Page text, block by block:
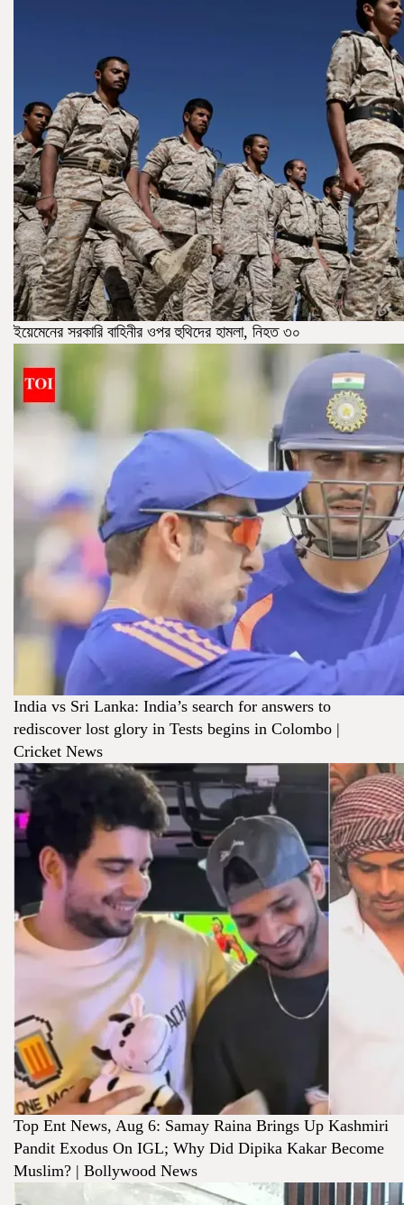
ইয়েমেনের সরকারি বাহিনীর ওপর হুথিদের হামলা, নিহত ৩০
India vs Sri Lanka: India’s search for answers to
rediscover lost glory in Tests begins in Colombo |
Cricket News
Top Ent News, Aug 6: Samay Raina Brings Up Kashmiri
Pandit Exodus On IGL; Why Did Dipika Kakar Become
Muslim? | Bollywood News